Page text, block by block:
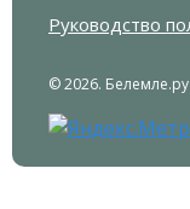
Руководство
© 2026. Белемле.ру